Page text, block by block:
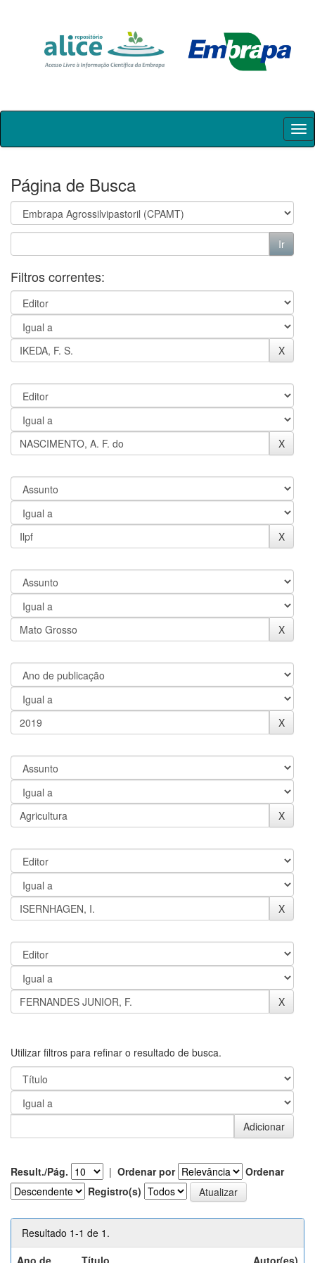
Skip
Página de Busca
Filtros correntes:
Utilizar filtros para refinar o resultado de busca.
Result./Pág. | Ordenar por
Ordenar
Registro(s)
Resultado 1-1 de 1.
Ano de
Título Autor(es)